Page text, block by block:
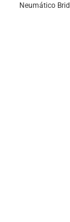
Neumático